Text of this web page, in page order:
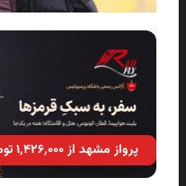
پرواز مشهد از ۱٬۴۲۶٬۰۰۰ تومان